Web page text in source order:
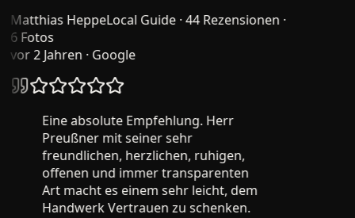
Matthias HeppeLocal Guide · 44 Rezensionen ·
6 Fotos
vor 2 Jahren· Google
Eine absolute Empfehlung. Herr
Preußner mit seiner sehr
freundlichen, herzlichen, ruhigen,
offenen und immer transparenten
Art macht es einem sehr leicht, dem
Handwerk Vertrauen zu schenken.